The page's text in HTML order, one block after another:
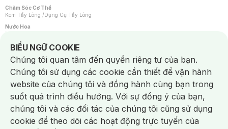
Chăm Sóc Cơ Thể
Kem Tẩy Lông /Dụng Cụ Tẩy Lông
Nước Hoa
Nước Hoa Nữ
Chăm Sóc Cá Nhân
Chống Muỗi /Khẩu Trang /Máy Massage/Mặt Nạ Xông Hơi /Nước Rửa Tay/
Sản Phẩm Chăm Sóc Khác /Bàn Chải Đánh Răng /Bàn Chải Điện/
Hỗ Trợ Trắng Răng/Kem Đánh Răng /Máy Tăm Nước/ Nước Súc Miệng/
Tăm / Chỉ Nha Khoa/ Xịt Thơm Miệng / Dung Dịch Vệ Sinh/Dưỡng Vùng Kín/
Khăn Ướt Vệ Sinh Vùng Kín/Băng Vệ Sinh/Tampon/Bọt Cạo Râu /Dao Cạo Râu/
Máy Cạo Râu
Vấn Đề Về Da
Da Dầu / Lỗ Chân Lông To/ Da Khô / Mất Nước/ Da Lão Hóa/ Da Mụn/
Da Nhạy Cảm / Kích Ứng
Da Xỉn Màu Thâm / Nám / Tàn Nhang
Quầng Thâm & Bọng Mắt /Sẹo /Viêm Da Cơ Địa
BIỂU NGỮ COOKIE
Notice about cookies usage
Chúng tôi quan tâm đến quyền riêng tư của bạn.
Chúng tôi sử dụng các cookie cần thiết để vận hành
website của chúng tôi và đồng hành cùng bạn trong
suốt quá trình điều hướng. Với sự đồng ý của bạn,
chúng tôi và các đối tác của chúng tôi cũng sử dụng
cookie để theo dõi các hoạt động trực tuyến của